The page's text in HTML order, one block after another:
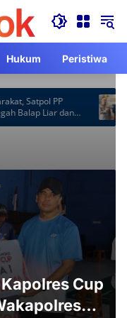
Hukum Peristiwa
PP
Liar dan
ACJA
Cup